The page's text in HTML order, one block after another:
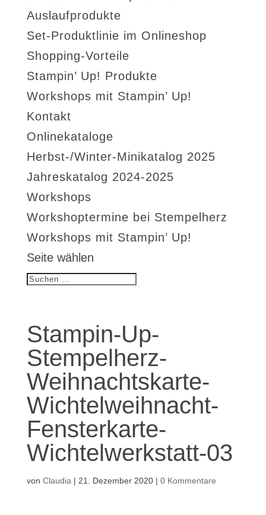
Auslaufprodukte
Set-Produktlinie im Onlineshop
Shopping-Vorteile
Stampin’ Up! Produkte
Workshops mit Stampin’ Up!
Kontakt
Onlinekataloge
Herbst-/Winter-Minikatalog 2025
Jahreskatalog 2024-2025
Workshops
Workshoptermine bei Stempelherz
Workshops mit Stampin’ Up!
Seite wählen
Stampin-Up-
Stempelherz-
Weihnachtskarte-
Wichtelweihnacht-
Fensterkarte-
Wichtelwerkstatt-03
von Claudia | 21. Dezember 2020| 0 Kommentare